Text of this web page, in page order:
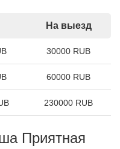
На выезд
30000 RUB
60000 RUB
230000 RUB
Приятная